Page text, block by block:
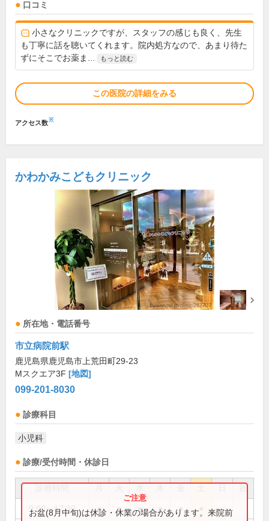
口コミ
小さなクリニックですが、スタッフの感じも良く、先生
も丁寧に話を聴いてくれます。院内処方なので、あまり待た
ずにそこでお薬ま...
もっと読む
この医院の詳細をみる
アクセス数※
かわかみこどもクリニック
所在地・電話番号
市立病院前駅
鹿児島県鹿児島市上荒田町29-23
Mスクエア3F [地図]
099-201-8030
診療科目
小児科
診療/受付時間・休診日
祝
9:00～12:30 ● ● ● ● ●
お盆(8月中旬)は休診・休業の場合があります。来院前